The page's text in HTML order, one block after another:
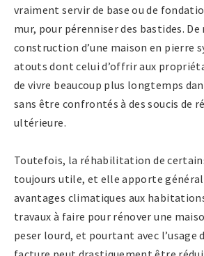
vraiment servir de base ou de
mur, pour pérenniser des bastides. De
construction d’une maison en pierre
atouts dont celui d’offrir aux
de vivre beaucoup plus longtemps
sans être confrontés à des soucis de
ultérieure.
Toutefois, la réhabilitation de
toujours utile, et elle apporte
avantages climatiques aux
travaux à faire pour rénover une
peser lourd, et pourtant avec l’usage